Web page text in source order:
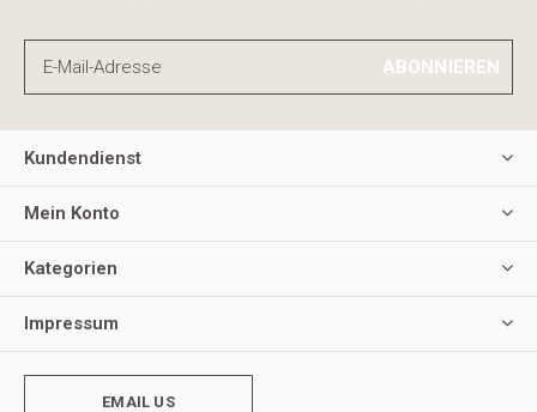
ABONNIEREN
Kundendienst
Mein Konto
Kategorien
Impressum
EMAIL US